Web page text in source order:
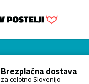
Brezplačna dostava
za celotno Slovenijo